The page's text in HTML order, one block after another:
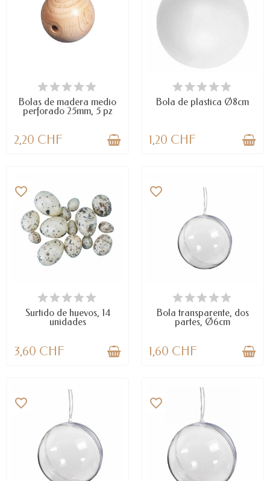
DISPONIBLE
Bolas de madera medio
perforado 25mm, 5 pz
2,20 CHF
DISPONIBLE
Bola de plastica Ø8cm
1,20 CHF
LAST ITEMS IN STOCK
favorite_border
Surtido de huevos, 14
unidades
3,60 CHF
LAST ITEMS IN STOCK
favorite_border
Bola transparente, dos
partes, Ø6cm
1,60 CHF
favorite_border favorite_border